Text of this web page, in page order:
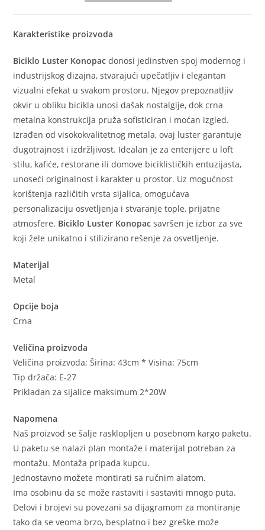
Karakteristike proizvoda
Biciklo Luster Konopac donosi jedinstven spoj modernog i
industrijskog dizajna, stvarajući upečatljiv i elegantan
vizualni efekat u svakom prostoru. Njegov prepoznatljiv
okvir u obliku bicikla unosi dašak nostalgije, dok crna
metalna konstrukcija pruža sofisticiran i moćan izgled.
Izrađen od visokokvalitetnog metala, ovaj luster garantuje
dugotrajnost i izdržljivost. Idealan je za enterijere u loft
stilu, kafiće, restorane ili domove biciklističkih entuzijasta,
unoseći originalnost i karakter u prostor. Uz mogućnost
korištenja različitih vrsta sijalica, omogućava
personalizaciju osvetljenja i stvaranje tople, prijatne
atmosfere. Biciklo Luster Konopac savršen je izbor za sve
koji žele unikatno i stilizirano rešenje za osvetljenje.
Materijal
Metal
Opcije boja
Crna
Veličina proizvoda
Veličina proizvoda; Širina: 43cm * Visina: 75cm
Tip držača: E-27
Prikladan za sijalice maksimum 2*20W
Napomena
Naš proizvod se šalje rasklopljen u posebnom kargo paketu.
U paketu se nalazi plan montaže i materijal potreban za
montažu. Montaža pripada kupcu.
Jednostavno možete montirati sa ručnim alatom.
Ima osobinu da se može rastaviti i sastaviti mnogo puta.
Delovi i brojevi su povezani sa dijagramom za montiranje
tako da se veoma brzo, besplatno i bez greške može